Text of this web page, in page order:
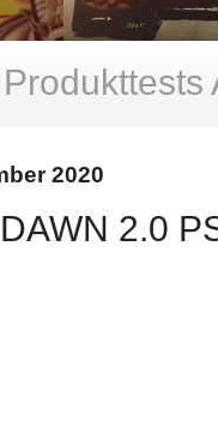
Produkttests
2020
2.0